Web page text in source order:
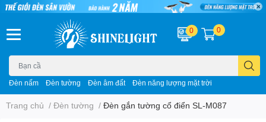
Đèn nấm Đèn tường Đèn âm đất Đèn năng lượng mặt trời
0 0
Trang chủ / Đèn tường / Đèn gắn tường cổ điển SL-M087